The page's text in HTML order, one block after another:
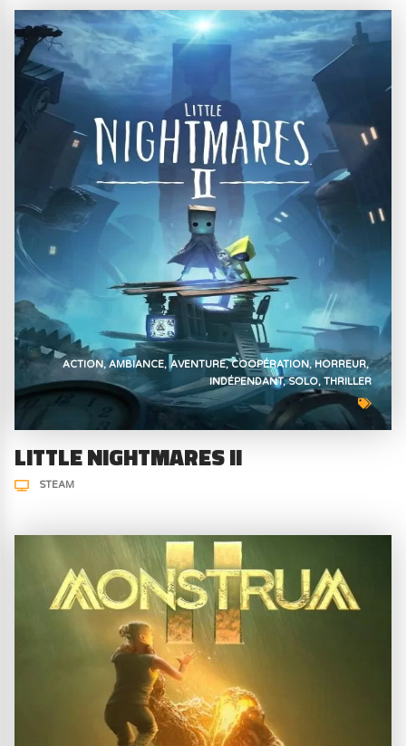
ACTION AMBIANCE AVENTURE COOPÉRATION HORREUR
INDÉPENDANT SOLO THRILLER
LITTLE NIGHTMARES II
STEAM